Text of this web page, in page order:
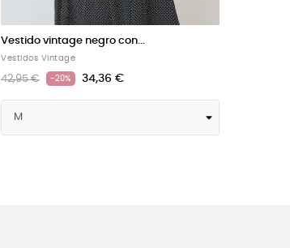
Vestido vintage negro con...
Vestidos Vintage
42,95 € -20% 34,36 €